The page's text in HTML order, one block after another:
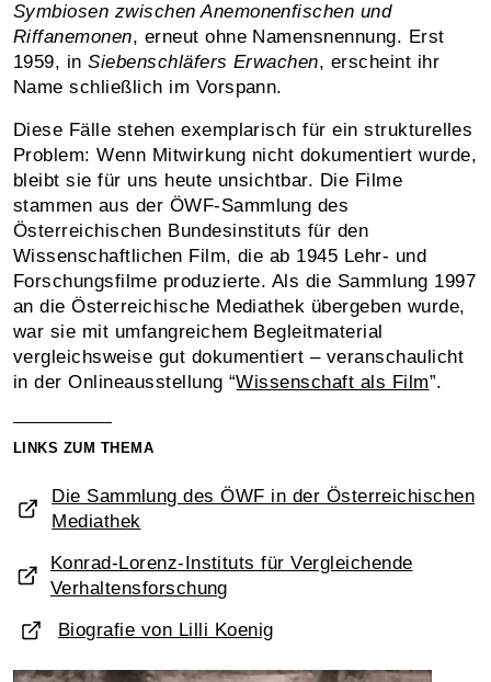
Symbiosen zwischen Anemonenfischen und
Riffanemonen, erneut ohne Namensnennung. Erst
1959, inSiebenschläfers Erwachen, erscheint ihr
Name schließlich im Vorspann.
Diese Fälle stehen exemplarisch für ein strukturelles
Problem: Wenn Mitwirkung nicht dokumentiert wurde,
bleibt sie für uns heute unsichtbar. Die Filme
stammen aus der ÖWF-Sammlung des
Österreichischen Bundesinstituts für den
Wissenschaftlichen Film, die ab 1945 Lehr- und
Forschungsfilme produzierte. Als die Sammlung 1997
an die Österreichische Mediathek übergeben wurde,
war sie mit umfangreichem Begleitmaterial
vergleichsweise gut dokumentiert – veranschaulicht
in der Onlineausstellung “Wissenschaft als Film”.
LINKS ZUM THEMA
Die Sammlung des ÖWF in der Österreichischen
Mediathek
Konrad-Lorenz-Instituts für Vergleichende
Verhaltensforschung
Biografie von Lilli Koenig